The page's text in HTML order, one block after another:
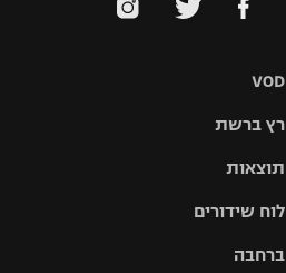
VOD
רץ ברשת
תוצאות
לוח שידורים
ברחבה